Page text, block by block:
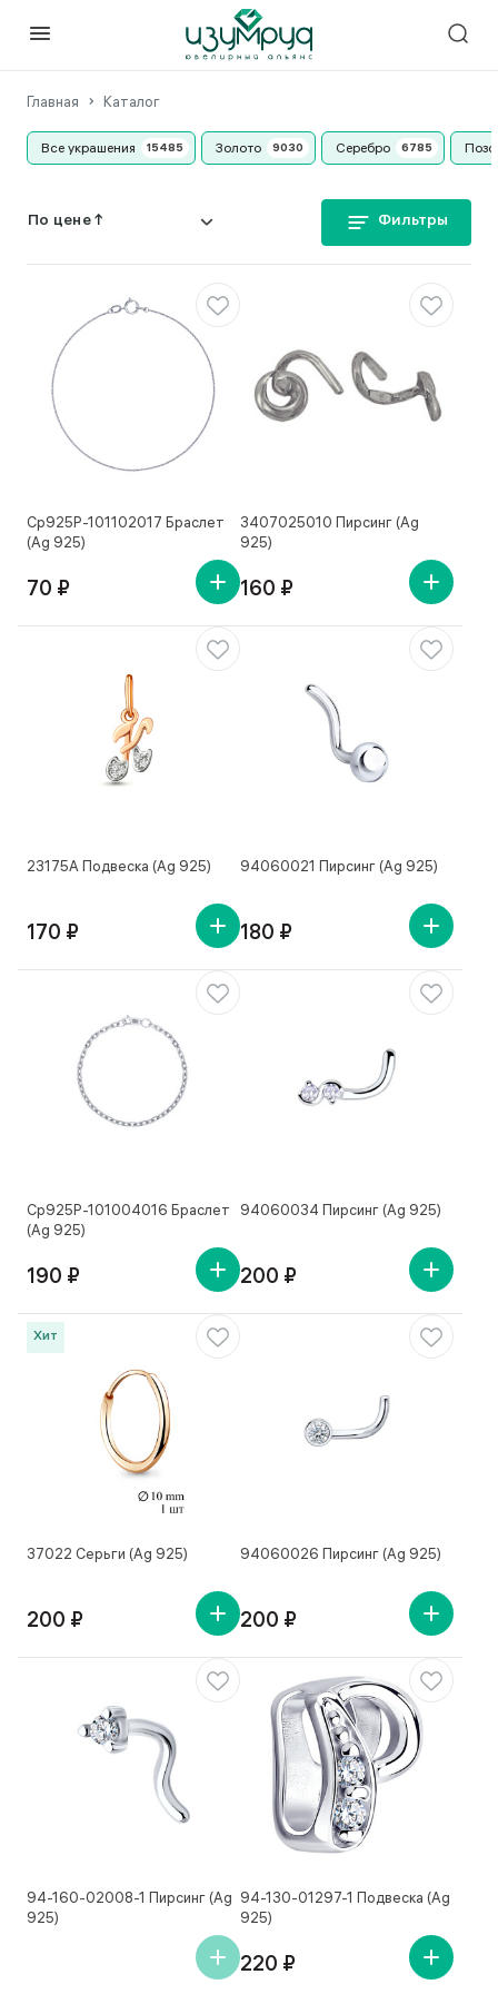
Главная Каталог
Все украшения Золото Серебро
Фильтры
Ср925Р-101102017 Браслет
(Ag 925)
70 ₽
3407025010 Пирсинг (Ag
925)
160 ₽
23175А Подвеска (Ag 925)
170 ₽
94060021 Пирсинг (Ag 925)
180 ₽
Ср925Р-101004016 Браслет
(Ag 925)
190 ₽
94060034 Пирсинг (Ag 925)
200 ₽
Хит
37022 Серьги (Ag 925)
200 ₽
94060026 Пирсинг (Ag 925)
200 ₽
94-160-02008-1 Пирсинг (Ag
925)
94-130-01297-1 Подвеска (Ag
925)
220 ₽